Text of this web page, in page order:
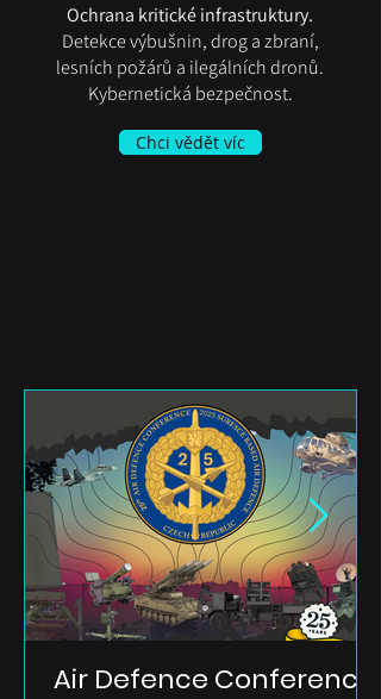
Ochrana kritické infrastruktury.
Detekce výbušnin, drog a zbraní,
lesních požárů a ilegálních dronů.
Kybernetická bezpečnost.
Chci vědět víc
Air Defence Conference